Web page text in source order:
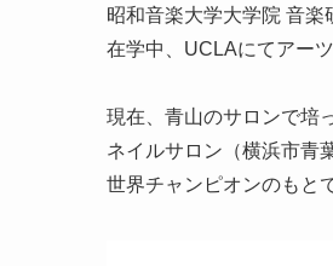
昭和音楽大学大学院 音楽
在学中、UCLAにてアー
現在、青山のサロンで培
ネイルサロン（横浜市青
世界チャンピオンのもと